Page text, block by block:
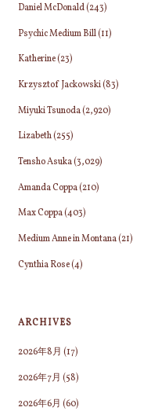
Daniel McDonald(243)
Psychic Medium Bill(11)
Katherine(23)
Krzysztof Jackowski(83)
Miyuki Tsunoda(2,920)
Lizabeth(255)
Tensho Asuka(3,029)
Amanda Coppa(210)
Max Coppa(403)
Medium Anne in Montana(21)
Cynthia Rose(4)
ARCHIVES
2026年8月 (17)
2026年7月 (58)
2026年6月 (60)